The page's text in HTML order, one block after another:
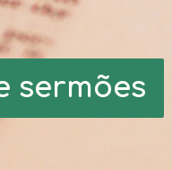
sermões